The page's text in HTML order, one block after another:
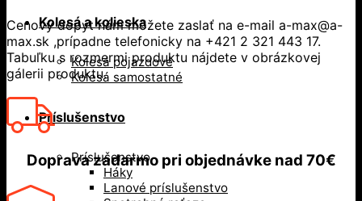
Kolesá a kolieska
Kolesá pojazdové
Kolesá samostatné
Príslušenstvo
Príslušenstvo
Háky
Lanové príslušenstvo
Cenový dopyt nám môžete zaslať na e-mail a-max@a-
max.sk ,prípadne telefonicky na +421 2 321 443 17.
Tabuľku s rozmermi produktu nájdete v obrázkovej
gálerii produktu.
Doprava zadarmo pri objednávke nad 70€